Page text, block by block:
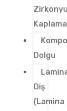
Kaplama
Dolgu
Diş
(Lamina